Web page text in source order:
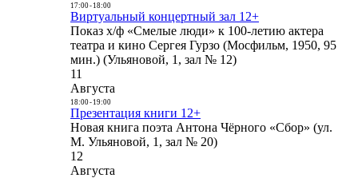
17:00- 18:00
Виртуальный концертный зал 12+
Показ х/ф «Смелые люди» к 100-летию актера
театра и кино Сергея Гурзо (Мосфильм, 1950, 95
мин.) (Ульяновой, 1, зал № 12)
11
Августа
18:00- 19:00
Презентация книги 12+
Новая книга поэта Антона Чёрного «Сбор» (ул.
М. Ульяновой, 1, зал № 20)
12
Августа